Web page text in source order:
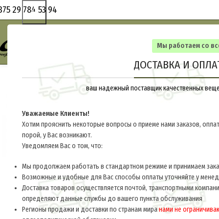
Мы работаем со
ДОСТАВКА И
ваш надежный поставщик качественных
Уважаемые Клиенты!
Хотим прояснить некоторые вопросы о приеме нами заказов,
порой, у Вас возникают.
Уведомляем Вас о том, что:
Мы продолжаем работать в стандартном режиме и принимаем
Возможные и удобные для Вас способы оплаты уточняйте у
Доставка товаров осуществляется почтой, транспортными
определяют данные службы до вашего пункта обслуживания
Регионы продажи и доставки по странам миранами не
29 784 53 94